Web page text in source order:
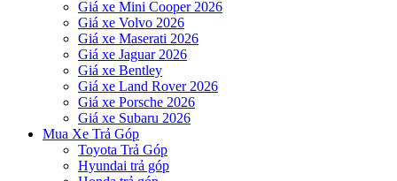
Giá xe Mini Cooper 2026
Giá xe Volvo 2026
Giá xe Maserati 2026
Giá xe Jaguar 2026
Giá xe Bentley
Giá xe Land Rover 2026
Giá xe Porsche 2026
Giá xe Subaru 2026
Mua Xe Trả Góp
Toyota Trả Góp
Hyundai trả góp